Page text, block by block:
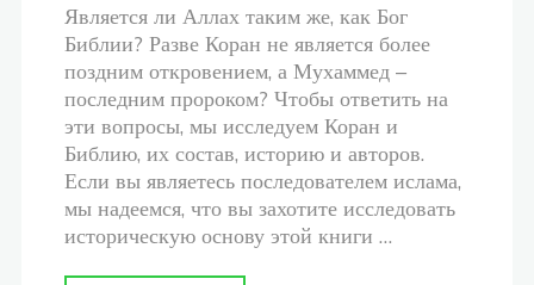
Является ли Аллах таким же, как Бог
Библии? Разве Коран не является более
поздним откровением, а Мухаммед –
последним пророком? Чтобы ответить на
эти вопросы, мы исследуем Коран и
Библию, их состав, историю и авторов.
Если вы являетесь последователем ислама,
мы надеемся, что вы захотите исследовать
историческую основу этой книги …